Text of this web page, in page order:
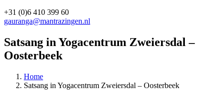
+31 (0)6 410 399 60
gauranga@mantrazingen.nl
Satsang in Yogacentrum Zweiersdal –
Oosterbeek
Home
Satsang in Yogacentrum Zweiersdal – Oosterbeek